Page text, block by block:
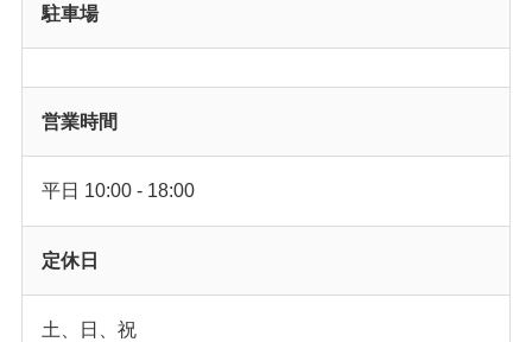
駐車場
営業時間
平日 10:00 - 18:00
定休日
土、日、祝